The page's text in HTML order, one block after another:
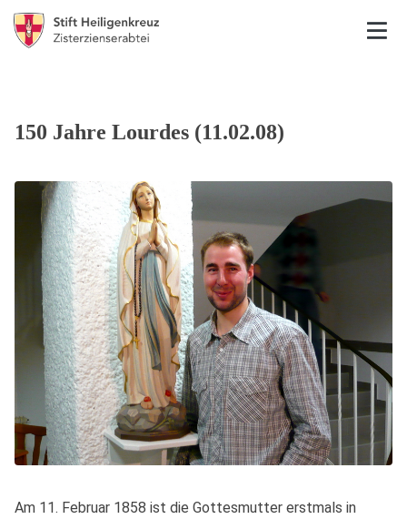
150 Jahre Lourdes (11.02.08)
Am 11. Februar 1858 ist die Gottesmutter erstmals in